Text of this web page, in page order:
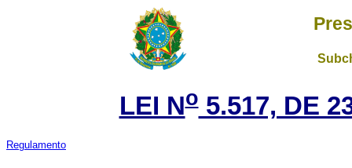
LEI No5.517, DE
Regulamento